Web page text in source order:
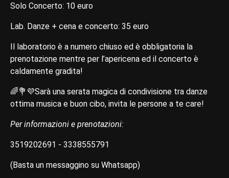
Solo Concerto: 10 euro
Lab. Danze + cena e concerto: 35 euro
Il laboratorio è a numero chiuso ed è obbligatoria la
prenotazione mentre per l’apericena ed il concerto è
caldamente gradita!
🌈💐💜Sarà una serata magica di condivisione tra danze
ottima musica e buon cibo, invita le persone a te care!
Per informazioni e prenotazioni:
3519202691 - 3338555791
(Basta un messaggino su Whatsapp)